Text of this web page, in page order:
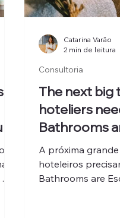
The next big
hoteliers
Bathrooms
Rooms
A próxima
hoteleiros
Bathrooms are
Consultoria
Catarina Varão
2 min de leitura